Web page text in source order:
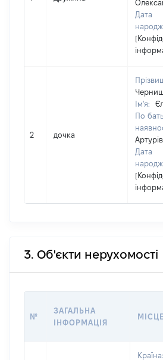
Дата
2 дочка
Ім'я:
По
Дата
3. Об'єкти нерухомості
№
ЗАГАЛЬНА
ІНФОРМАЦІЯ
Країна: